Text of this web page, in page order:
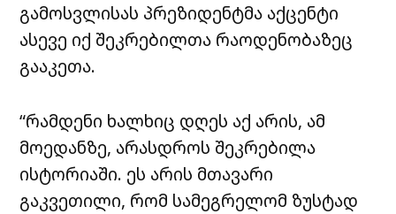
გამოსვლისას პრეზიდენტმა აქცენტი
ასევე იქ შეკრებილთა რაოდენობაზეც
გააკეთა.
“რამდენი ხალხიც დღეს აქ არის, ამ
მოედანზე, არასდროს შეკრებილა
ისტორიაში. ეს არის მთავარი
გაკვეთილი, რომ სამეგრელომ ზუსტად